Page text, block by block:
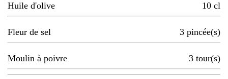
Huile d'olive 10 cl
Fleur de sel 3 pincée(s)
Moulin à poivre 3 tour(s)